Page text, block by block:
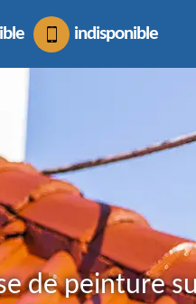
indisponible
de peinture